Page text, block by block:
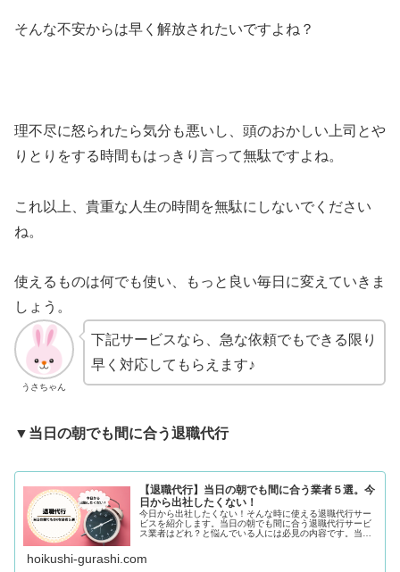
そんな不安からは早く解放されたいですよね？
理不尽に怒られたら気分も悪いし、頭のおかしい上司とや
りとりをする時間もはっきり言って無駄ですよね。
これ以上、貴重な人生の時間を無駄にしないでください
ね。
使えるものは何でも使い、もっと良い毎日に変えていきま
しょう。
うさちゃん
下記サービスなら、急な依頼でもできる限り
早く対応してもらえます♪
▼ 当日の朝でも間に合う退職代行
【退職代行】当日の朝でも間に合う業者５選。今
日から出社したくない！
今日から出社したくない！そんな時に使える退職代行サー
ビスを紹介します。当日の朝でも間に合う退職代行サービ
ス業者はどれ？と悩んでいる人には必見の内容です。当日
hoikushi-gurashi.com